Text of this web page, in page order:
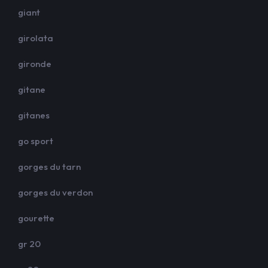
giant
girolata
gironde
gitane
gitanes
go sport
gorges du tarn
gorges du verdon
gourette
gr 20